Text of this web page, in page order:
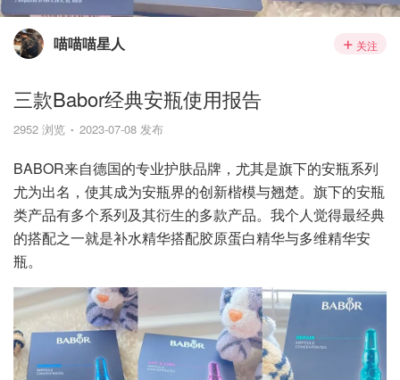
喵喵喵星人 关注
三款Babor经典安瓶使用报告
2952 浏览 2023-07-08 发布
BABOR来自德国的专业护肤品牌，尤其是旗下的安瓶系列
尤为出名，使其成为安瓶界的创新楷模与翘楚。旗下的安瓶
类产品有多个系列及其衍生的多款产品。我个人觉得最经典
的搭配之一就是补水精华搭配胶原蛋白精华与多维精华安
瓶。